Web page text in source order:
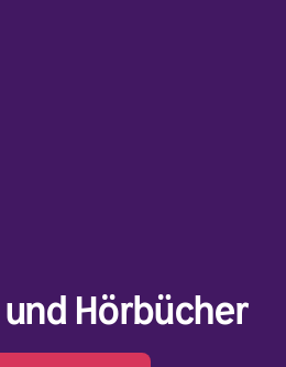
und Hörbücher